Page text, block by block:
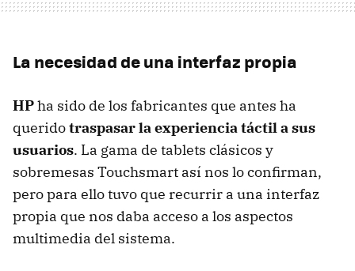
La necesidad de una interfaz propia
HPha sido de los fabricantes que antes ha
queridotraspasar la experiencia táctil a sus
usuarios. La gama de tablets clásicos y
sobremesas Touchsmart así nos lo confirman,
pero para ello tuvo que recurrir a una interfaz
propia que nos daba acceso a los aspectos
multimedia del sistema.